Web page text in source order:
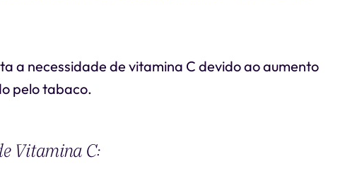
a necessidade de vitamina C devido ao aumento
pelo tabaco.
Vitamina C: